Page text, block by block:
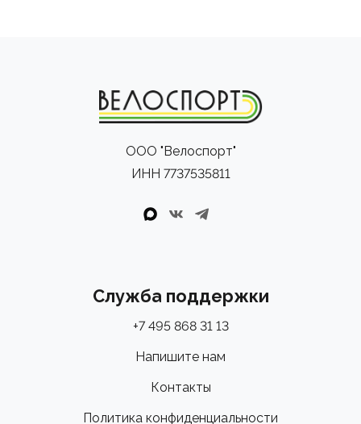
ООО "Велоспорт"
ИНН 7737535811
Служба поддержки
+7 495 868 31 13
Напишите нам
Контакты
Политика конфиденциальности